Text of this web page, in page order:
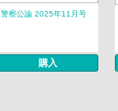
警察公論 2025年11月号
購入